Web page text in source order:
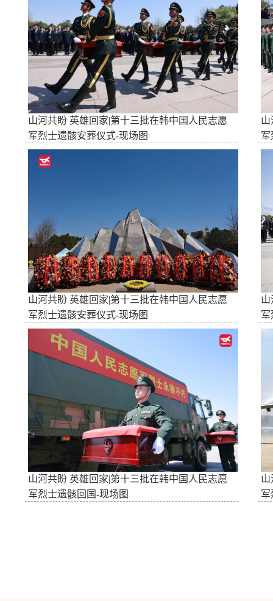
山河共盼 英雄回家|第十三批在韩中国人民志愿
军烈士遗骸安葬仪式-现场图
山
军
山河共盼 英雄回家|第十三批在韩中国人民志愿
军烈士遗骸安葬仪式-现场图
山
军
山河共盼 英雄回家|第十三批在韩中国人民志愿
军烈士遗骸回国-现场图
山
军